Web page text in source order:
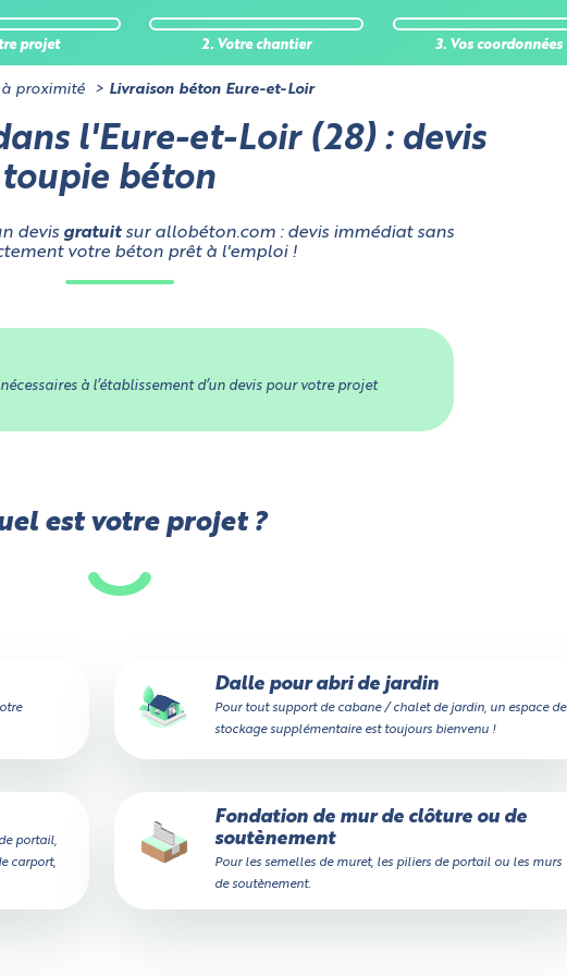
projet 2. Votre chantier 3. Vos coordonnées
proximité Livraison béton Eure-et-Loir
l'Eure-et-Loir (28) : devis
béton
devis gratuitsur allobéton.com : devis immédiat sans
votre béton prêt à l'emploi !
à l’établissement d’un devis pour votre projet
est votre projet ?
Dalle pour abri de jardin
Pour tout support de cabane / chalet de jardin, un espace de
stockage supplémentaire est toujours bienvenu !
portail,
carport,
Fondation de mur de clôture ou de
soutènement
Pour les semelles de muret, les piliers de portail ou les murs
de soutènement.